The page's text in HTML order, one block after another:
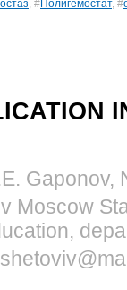
, # Полигемостат, #
Moscow